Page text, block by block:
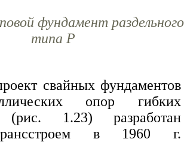
фундамент раздельного
типа Р
свайных фундаментов
опор гибких
(рис. 1.23) разработан
в 1960 г.